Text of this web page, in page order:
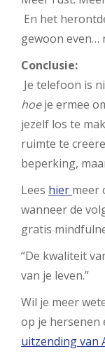
En het
gewoon even…
Conclusie:
Je telefoon is
hoeje ermee
jezelf los te
ruimte te
beperking,
Lees hier meer
wanneer de
gratis
“De kwaliteit
van je leven.”
Wil je meer
op je hersenen
uitzending van